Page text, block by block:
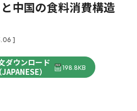
中国の食料消費構造
]
ダウンロード
（JAPANESE）
198.8KB